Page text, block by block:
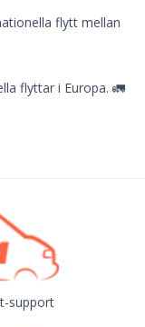
flytt mellan
flyttar i Europa. 🚛